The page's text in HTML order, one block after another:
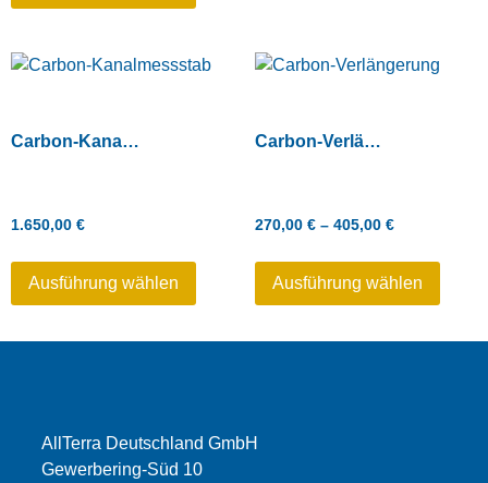
Carbon-Kanalmessstab
1.650,00 €
Ausführung wählen
Carbon-Verlängerung
270,00 € – 405,00 €
Ausführung wählen
AllTerra Deutschland GmbH
Gewerbering-Süd 10